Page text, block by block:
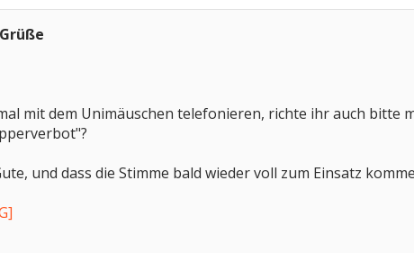
mit dem Unimäuschen telefonieren, richte ihr auch bitte
und dass die Stimme bald wieder voll zum Einsatz